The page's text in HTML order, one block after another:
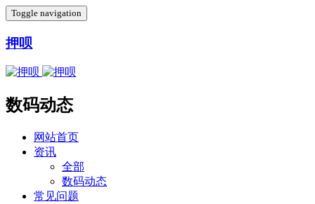
Toggle navigation
押呗
数码动态
网站首页
资讯
全部
数码动态
常见问题